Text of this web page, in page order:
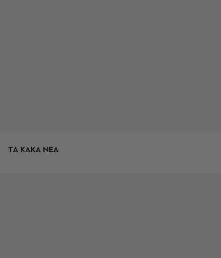
ΤΑ ΚΑΚΑ ΝΕΑ